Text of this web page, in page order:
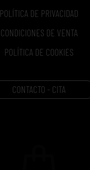
POLÍTICA DE PRIVACIDAD
CONDICIONES DE VENTA
POLÍTICA DE COOKIES
CONTACTO - CITA